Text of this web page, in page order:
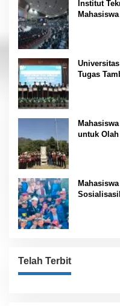
Institut
Tugas
untuk Olah
Telah Terbit